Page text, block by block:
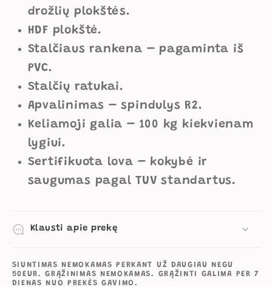
drožlių plokštės.
HDF plokštė.
Stalčiaus rankena – pagaminta iš
PVC.
Stalčių ratukai.
Apvalinimas – spindulys R2.
Keliamoji galia – 100 kg kiekvienam
lygiui.
Sertifikuota lova – kokybė ir
saugumas pagal TUV standartus.
Klausti apie prekę
SIUNTIMAS NEMOKAMAS PERKANT UŽ DAUGIAU NEGU
50EUR. GRĄŽINIMAS NEMOKAMAS. GRĄŽINTI GALIMA PER 7
DIENAS NUO PREKĖS GAVIMO.